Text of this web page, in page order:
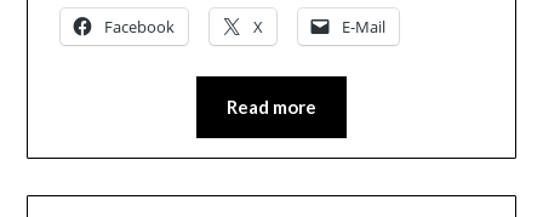
Facebook X E-Mail
Read more